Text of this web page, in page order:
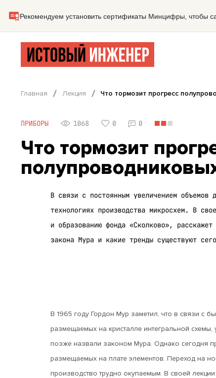
Главная Лекция Что тормозит прогресс
ПРИБОРЫ 1068 0 0
Что тормозит
В связи с постоянным увеличением
технологиях производства микросхем. В
и образованию фонда «Сколково»,
закона Мура и какие тренды существуют
В 1965 году Гордон Мур заметил, что в связи с
размещаемых на кристалле интегральной
позже назвали законом Мура. Однако сегодня
размещаемых на плате элементов. Переход на
производство трудно окупаемым. В своей